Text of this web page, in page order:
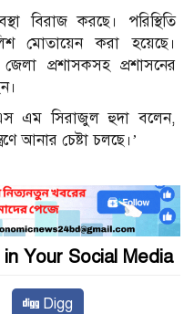
বিরাজ করছে। পরিস্থিতি
মোতায়েন করা হয়েছে।
জেলা প্রশাসকসহ প্রশাসনের
এম সিরাজুল হুদা বলেন,
আনার চেষ্টা চলছে।’
Your Social Media
Digg